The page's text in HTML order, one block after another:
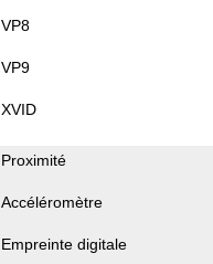
VP8
VP9
XVID
Proximité
Accéléromètre
Empreinte digitale